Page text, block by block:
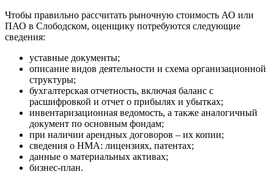
Чтобы правильно рассчитать рыночную стоимость АО или
ПАО в Слободском, оценщику потребуются следующие
сведения:
уставные документы;
описание видов деятельности и схема организационной
структуры;
бухгалтерская отчетность, включая баланс с
расшифровкой и отчет о прибылях и убытках;
инвентаризационная ведомость, а также аналогичный
документ по основным фондам;
при наличии арендных договоров – их копии;
сведения о НМА: лицензиях, патентах;
данные о материальных активах;
бизнес-план.
Дзержинский
Димитровград
Дмитров
Долгопрудный
Домодедово
Дюртюли
Евпатория
Егорьевск
Екатеринбург